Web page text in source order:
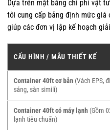
Dựa trên mặt bằng chi phí vật
tôi cung cấp bảng định mức giá
giúp các đơn vị lập kế hoạch
CẤU HÌNH / MẪU THIẾT KẾ
Container 40ft cơ bản (Vách EPS,
sáng, sàn simili)
Container 40ft có máy lạnh (Gồm
lạnh tiêu chuẩn)